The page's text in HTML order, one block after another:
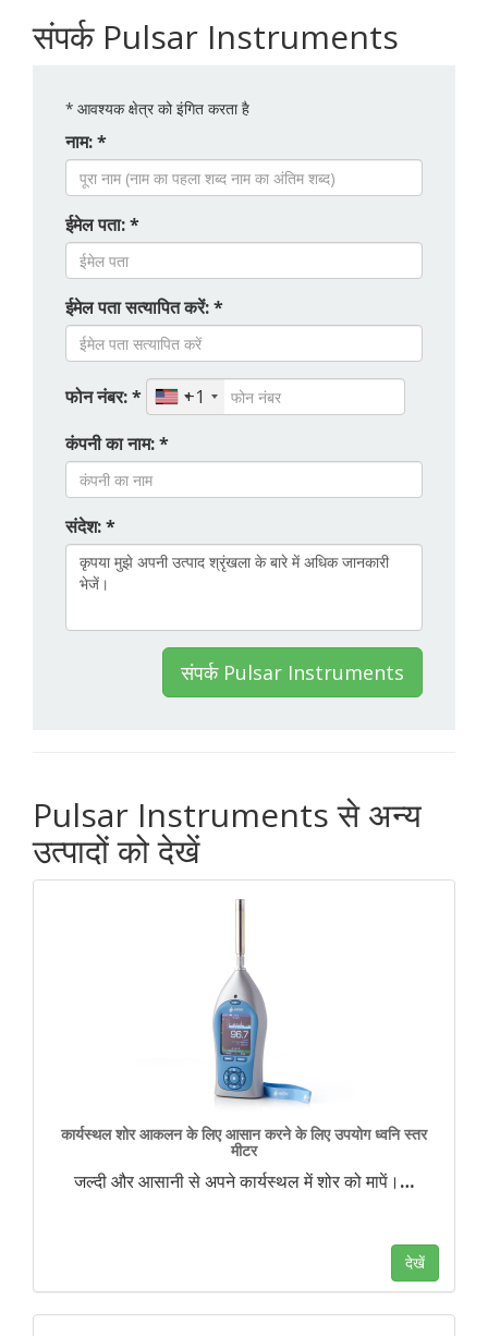
संपर्क Pulsar Instruments
* आवश्यक क्षेत्र को इंगित करता है
नाम: *
ईमेल पता: *
ईमेल पता सत्यापित करें: *
फोन नंबर: *
+1
कंपनी का नाम: *
संदेश: *
संपर्क Pulsar Instruments
Pulsar Instruments से अन्य
उत्पादों को देखें
कार्यस्थल शोर आकलन के लिए आसान करने के लिए उपयोग ध्वनि स्तर
मीटर
जल्दी और आसानी से अपने कार्यस्थल में शोर को मापें। …
देखें